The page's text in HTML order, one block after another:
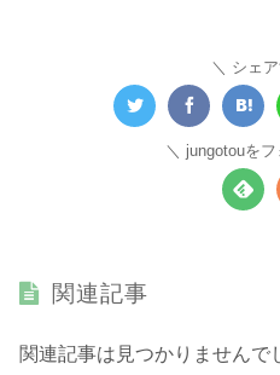
シェ
jungotouを
関連記事
関連記事は見つかりませんで